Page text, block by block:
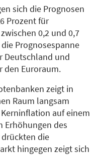
sich die Prognosen
Prozent für
0,2 und 0,7
Prognosespanne
Deutschland und
den Euroraum.
zeigt in
Raum langsam
auf einem
Erhöhungen des
die
hingegen zeigt sich